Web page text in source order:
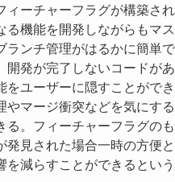
ィーチャーフラグが構築さ
る機能を開発しながらもマ
ランチ管理がはるかに簡単
開発が完了しないコードが
をユーザーに隠すことがで
やマージ衝突などを気にす
る。フィーチャーフラグの
発見された場合一時の方便
を減らすことができるという